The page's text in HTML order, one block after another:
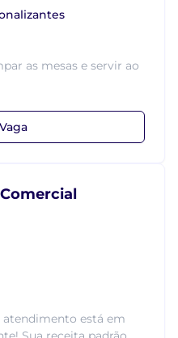
as mesas e servir ao
está em